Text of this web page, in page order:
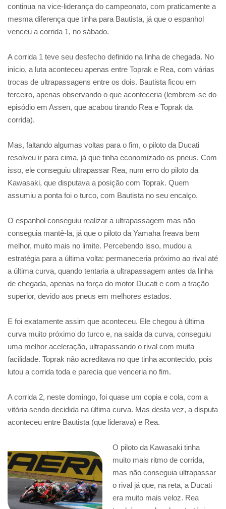
continua na vice-liderança do campeonato, com praticamente a
mesma diferença que tinha para Bautista, já que o espanhol
venceu a corrida 1, no sábado.
A corrida 1 teve seu desfecho definido na linha de chegada. No
início, a luta aconteceu apenas entre Toprak e Rea, com várias
trocas de ultrapassagens entre os dois. Bautista ficou em
terceiro, apenas observando o que aconteceria (lembrem-se do
episódio em Assen, que acabou tirando Rea e Toprak da
corrida).
Mas, faltando algumas voltas para o fim, o piloto da Ducati
resolveu ir para cima, já que tinha economizado os pneus. Com
isso, ele conseguiu ultrapassar Rea, num erro do piloto da
Kawasaki, que disputava a posição com Toprak. Quem
assumiu a ponta foi o turco, com Bautista no seu encalço.
O espanhol conseguiu realizar a ultrapassagem mas não
conseguia mantê-la, já que o piloto da Yamaha freava bem
melhor, muito mais no limite. Percebendo isso, mudou a
estratégia para a última volta: permaneceria próximo ao rival até
a última curva, quando tentaria a ultrapassagem antes da linha
de chegada, apenas na força do motor Ducati e com a tração
superior, devido aos pneus em melhores estados.
E foi exatamente assim que aconteceu. Ele chegou à última
curva muito próximo do turco e, na saída da curva, conseguiu
uma melhor aceleração, ultrapassando o rival com muita
facilidade. Toprak não acreditava no que tinha acontecido, pois
lutou a corrida toda e parecia que venceria no fim.
A corrida 2, neste domingo, foi quase um copia e cola, com a
vitória sendo decidida na última curva. Mas desta vez, a disputa
aconteceu entre Bautista (que liderava) e Rea.
O piloto da Kawasaki tinha
muito mais ritmo de corrida,
mas não conseguia ultrapassar
o rival já que, na reta, a Ducati
era muito mais veloz. Rea